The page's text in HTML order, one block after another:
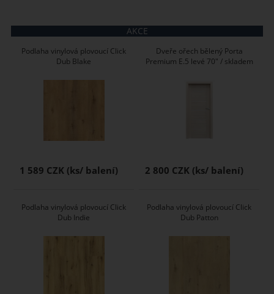
AKCE
Podlaha vinylová plovoucí Click
Dub Blake
1 589 CZK
Dveře ořech bělený Porta
Premium E.5 levé 70" / skladem
2 800 CZK
Podlaha vinylová plovoucí Click
Dub Indie
Podlaha vinylová plovoucí Click
Dub Patton